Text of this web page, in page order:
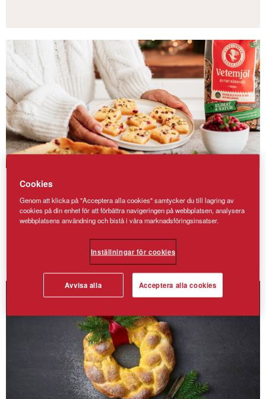
Mjuksega saffranskakor med
cheesecaketopping
Mjuksega saffranskryddade smörkakor med en mild
Cookies
Genom att klicka på "Acceptera alla cookies" samtycker du till lagring av
cookies på din enhet för att förbättra navigeringen på webbplatsen, analysera
webbplatsens användning och bistå i våra marknadsföringsinsatser.
Inställningar för cookies
Avvisa alla Acceptera alla cookies